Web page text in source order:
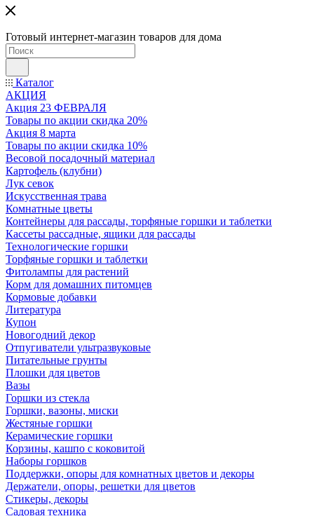
Готовый интернет-магазин товаров для дома
Каталог
АКЦИЯ
Акция 23 ФЕВРАЛЯ
Товары по акции скидка 20%
Акция 8 марта
Товары по акции скидка 10%
Весовой посадочный материал
Картофель (клубни)
Лук севок
Искусственная трава
Комнатные цветы
Контейнеры для рассады, торфяные горшки и таблетки
Кассеты рассадные, ящики для рассады
Технологические горшки
Торфяные горшки и таблетки
Фитолампы для растений
Корм для домашних питомцев
Кормовые добавки
Литература
Купон
Новогодний декор
Отпугиватели ультразвуковые
Питательные грунты
Плошки для цветов
Вазы
Горшки из стекла
Горшки, вазоны, миски
Жестяные горшки
Керамические горшки
Корзины, кашпо с коковитой
Наборы горшков
Поддержки, опоры для комнатных цветов и декоры
Держатели, опоры, решетки для цветов
Стикеры, декоры
Садовая техника